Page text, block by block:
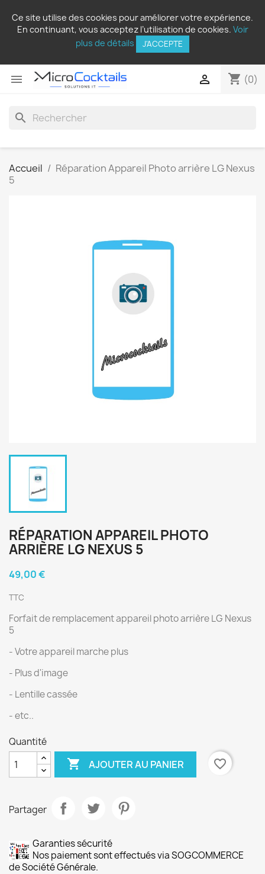
Ce site utilise des cookies pour améliorer votre expérience.
En continuant, vous acceptez l’utilisation de cookies. Voir
plus de détails
J'ACCEPTE
 shopping_cart (0)

search
Accueil
Réparation Appareil Photo arrière LG Nexus
5
RÉPARATION APPAREIL PHOTO
ARRIÈRE LG NEXUS 5
49,00 €
TTC
Forfait de remplacement appareil photo arrière LG Nexus
5
- Votre appareil marche plus
- Plus d'image
- Lentille cassée
- etc..
Quantité
 AJOUTER AU PANIER favorite_border
Partager
Garanties sécurité
Nos paiement sont effectués via SOGCOMMERCE
de Société Générale.